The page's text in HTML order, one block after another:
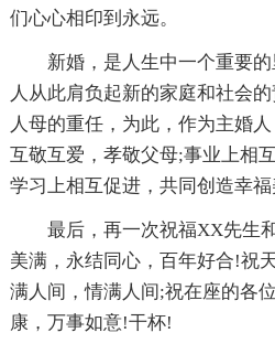
们心心相印到永远。
新婚，是人生中一个重要
人从此肩负起新的家庭和社会
人母的重任，为此，作为主婚
互敬互爱，孝敬父母;事业上相
学习上相互促进，共同创造幸福
最后，再一次祝福XX先生
美满，永结同心，百年好合!祝
满人间，情满人间;祝在座的各
康，万事如意!干杯!